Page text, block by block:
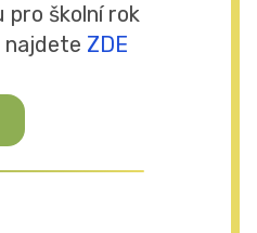
pro školní rok
ZDE